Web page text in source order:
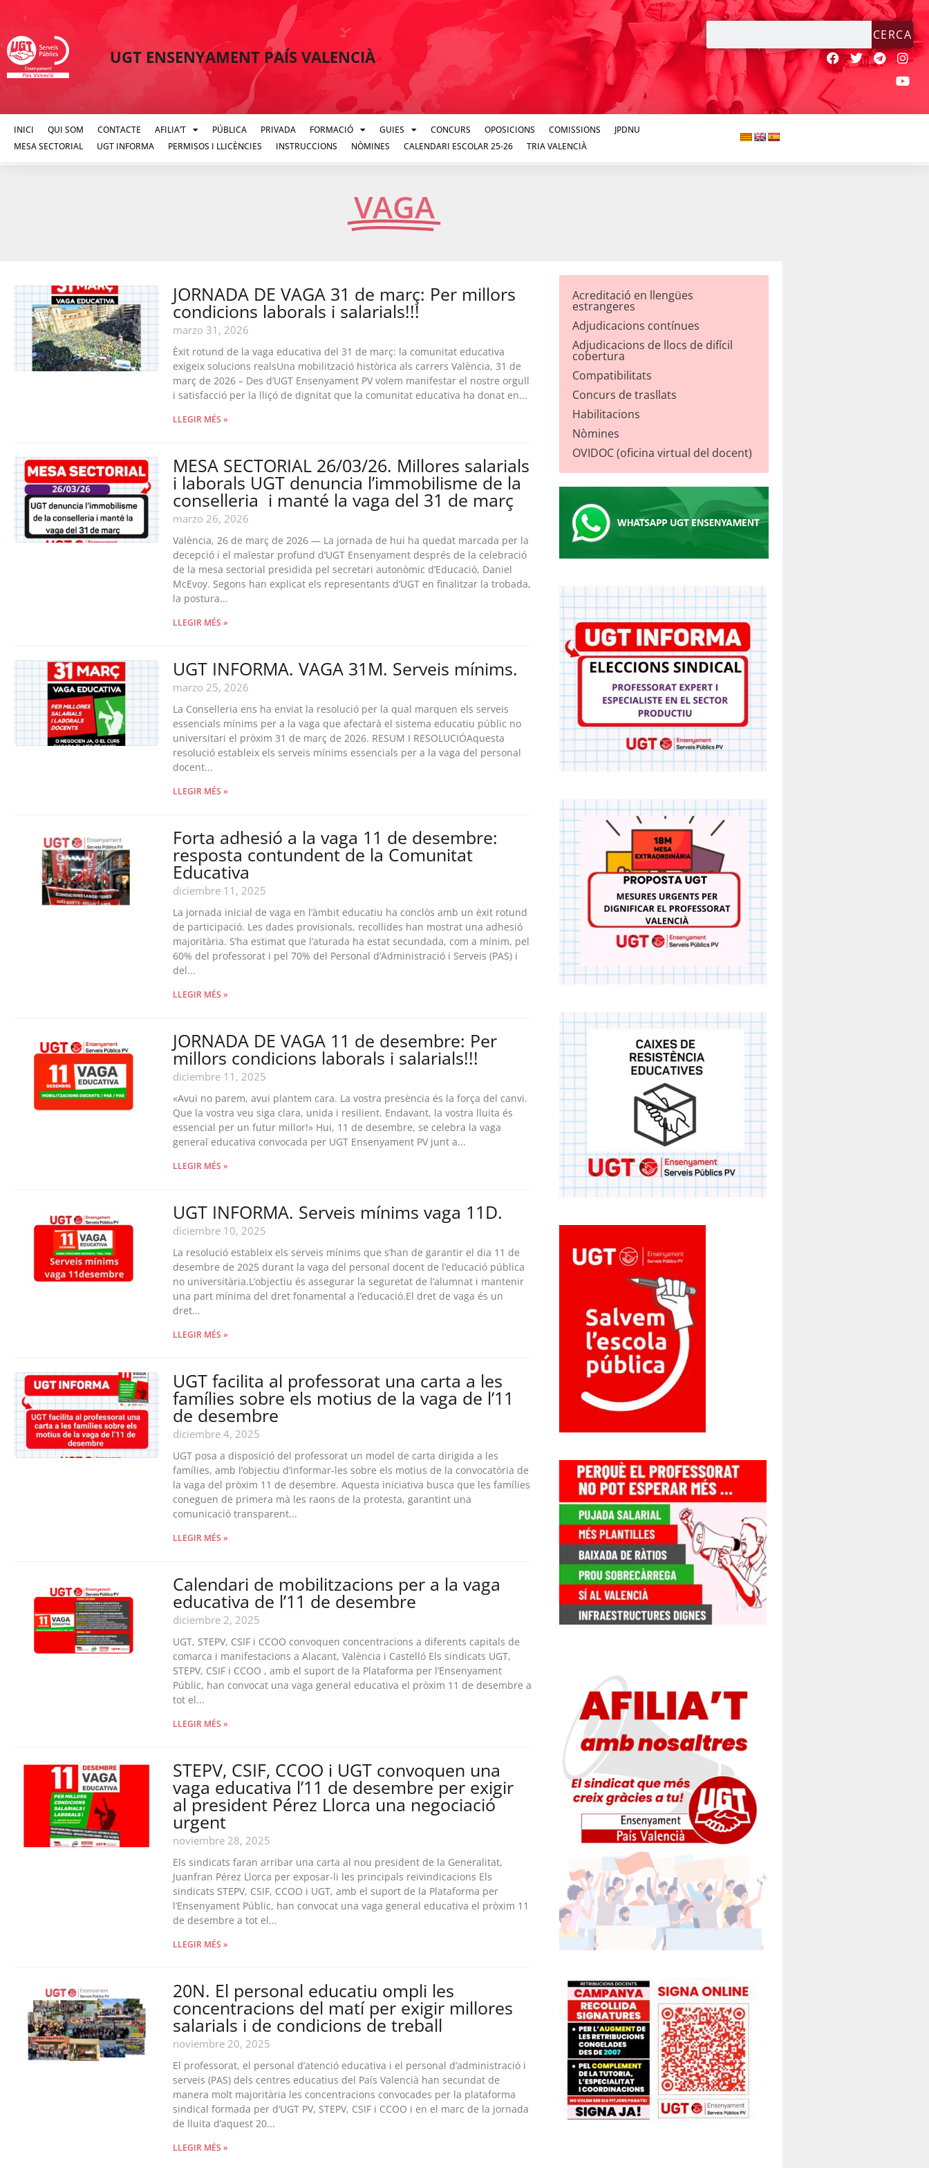
UGT ENSENYAMENT PAÍS VALENCIÀ
CERCA
INICI QUI SOM CONTACTE AFILIA’T PÚBLICA PRIVADA FORMACIÓ GUIES CONCURS OPOSICIONS COMISSIONS
JPDNU
MESA SECTORIAL
UGT INFORMA PERMISOS I LLICÈNCIES INSTRUCCIONS NÒMINES CALENDARI ESCOLAR 25-26 TRIA VALENCIÀ
VAGA
JORNADA DE VAGA 31 de març: Per millors
condicions laborals i salarials!!!
marzo 31, 2026
Èxit rotund de la vaga educativa del 31 de març: la comunitat educativa
exigeix solucions realsUna mobilització històrica als carrers València, 31 de
març de 2026 – Des d’UGT Ensenyament PV volem manifestar el nostre orgull
i satisfacció per la lliçó de dignitat que la comunitat educativa ha donat en...
LLEGIR MÉS »
MESA SECTORIAL 26/03/26. Millores salarials
i laborals UGT denuncia l’immobilisme de la
conselleria i manté la vaga del 31 de març
marzo 26, 2026
València, 26 de març de 2026 — La jornada de hui ha quedat marcada per la
decepció i el malestar profund d’UGT Ensenyament després de la celebració
de la mesa sectorial presidida pel secretari autonòmic d’Educació, Daniel
McEvoy. Segons han explicat els representants d’UGT en finalitzar la trobada,
la postura...
LLEGIR MÉS »
UGT INFORMA. VAGA 31M. Serveis mínims.
marzo 25, 2026
La Conselleria ens ha enviat la resolució per la qual marquen els serveis
essencials mínims per a la vaga que afectarà el sistema educatiu públic no
universitari el pròxim 31 de març de 2026. RESUM I RESOLUCIÓAquesta
resolució estableix els serveis mínims essencials per a la vaga del personal
docent...
LLEGIR MÉS »
Forta adhesió a la vaga 11 de desembre:
resposta contundent de la Comunitat
Educativa
diciembre 11, 2025
La jornada inicial de vaga en l’àmbit educatiu ha conclòs amb un èxit rotund
de participació. Les dades provisionals, recollides han mostrat una adhesió
majoritària. S’ha estimat que l’aturada ha estat secundada, com a mínim, pel
60% del professorat i pel 70% del Personal d’Administració i Serveis (PAS) i
del...
LLEGIR MÉS »
JORNADA DE VAGA 11 de desembre: Per
millors condicions laborals i salarials!!!
diciembre 11, 2025
«Avui no parem, avui plantem cara. La vostra presència és la força del canvi.
Que la vostra veu siga clara, unida i resilient. Endavant, la vostra lluita és
essencial per un futur millor!» Hui, 11 de desembre, se celebra la vaga
general educativa convocada per UGT Ensenyament PV junt a...
LLEGIR MÉS »
UGT INFORMA. Serveis mínims vaga 11D.
diciembre 10, 2025
La resolució estableix els serveis mínims que s’han de garantir el dia 11 de
desembre de 2025 durant la vaga del personal docent de l’educació pública
no universitària.L’objectiu és assegurar la seguretat de l’alumnat i mantenir
una part mínima del dret fonamental a l’educació.El dret de vaga és un
dret...
LLEGIR MÉS »
UGT facilita al professorat una carta a les
famílies sobre els motius de la vaga de l’11
de desembre
diciembre 4, 2025
UGT posa a disposició del professorat un model de carta dirigida a les
famílies, amb l’objectiu d’informar-les sobre els motius de la convocatòria de
la vaga del pròxim 11 de desembre. Aquesta iniciativa busca que les famílies
coneguen de primera mà les raons de la protesta, garantint una
comunicació transparent...
LLEGIR MÉS »
Calendari de mobilitzacions per a la vaga
educativa de l’11 de desembre
diciembre 2, 2025
UGT, STEPV, CSIF i CCOO convoquen concentracions a diferents capitals de
comarca i manifestacions a Alacant, València i Castelló Els sindicats UGT,
STEPV, CSIF i CCOO , amb el suport de la Plataforma per l’Ensenyament
Públic, han convocat una vaga general educativa el pròxim 11 de desembre a
tot el...
LLEGIR MÉS »
STEPV, CSIF, CCOO i UGT convoquen una
vaga educativa l’11 de desembre per exigir
al president Pérez Llorca una negociació
urgent
noviembre 28, 2025
Els sindicats faran arribar una carta al nou president de la Generalitat,
Juanfran Pérez Llorca per exposar-li les principals reivindicacions Els
sindicats STEPV, CSIF, CCOO i UGT, amb el suport de la Plataforma per
l’Ensenyament Públic, han convocat una vaga general educativa el pròxim 11
de desembre a tot el...
LLEGIR MÉS »
20N. El personal educatiu ompli les
concentracions del matí per exigir millores
salarials i de condicions de treball
noviembre 20, 2025
El professorat, el personal d’atenció educativa i el personal d’administració i
serveis (PAS) dels centres educatius del País Valencià han secundat de
manera molt majoritària les concentracions convocades per la plataforma
sindical formada per d’UGT PV, STEPV, CSIF i CCOO i en el marc de la jornada
de lluita d’aquest 20...
LLEGIR MÉS »
Acreditació en llengües
estrangeres
Adjudicacions contínues
Adjudicacions de llocs de difícil
cobertura
Compatibilitats
Concurs de trasllats
Habilitacions
Nòmines
OVIDOC (oficina virtual del docent)